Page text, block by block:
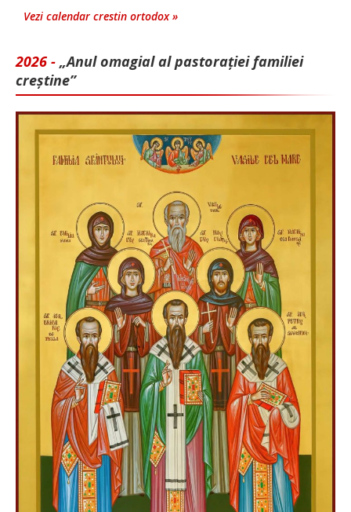
Vezi calendar crestin ortodox »
2026 - „Anul omagial al pastorației familiei
creștine”